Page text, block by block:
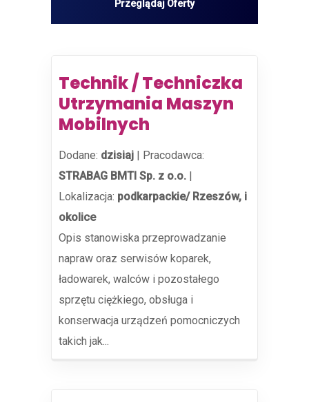
Technik / Techniczka
Utrzymania Maszyn
Mobilnych
Dodane: dzisiaj | Pracodawca:
STRABAG BMTI Sp. z o.o. |
Lokalizacja: podkarpackie/ Rzeszów, i
okolice
Opis stanowiska przeprowadzanie
napraw oraz serwisów koparek,
ładowarek, walców i pozostałego
sprzętu ciężkiego, obsługa i
konserwacja urządzeń pomocniczych
takich jak...